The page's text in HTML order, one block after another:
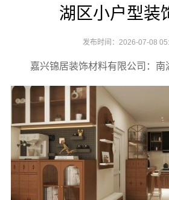
湖区小户型装
发布时间：2026-07-08
嘉兴锦居装饰材料有限公司：